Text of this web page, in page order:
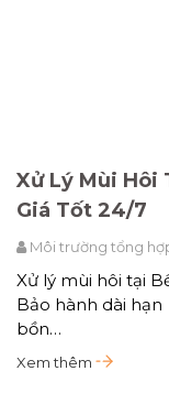
Xử Lý Mùi Hôi
Giá Tốt 24/7
Môi trường tổng
Xử lý mùi hôi tại
Bảo hành dài hạn
bồn…
Xem thêm